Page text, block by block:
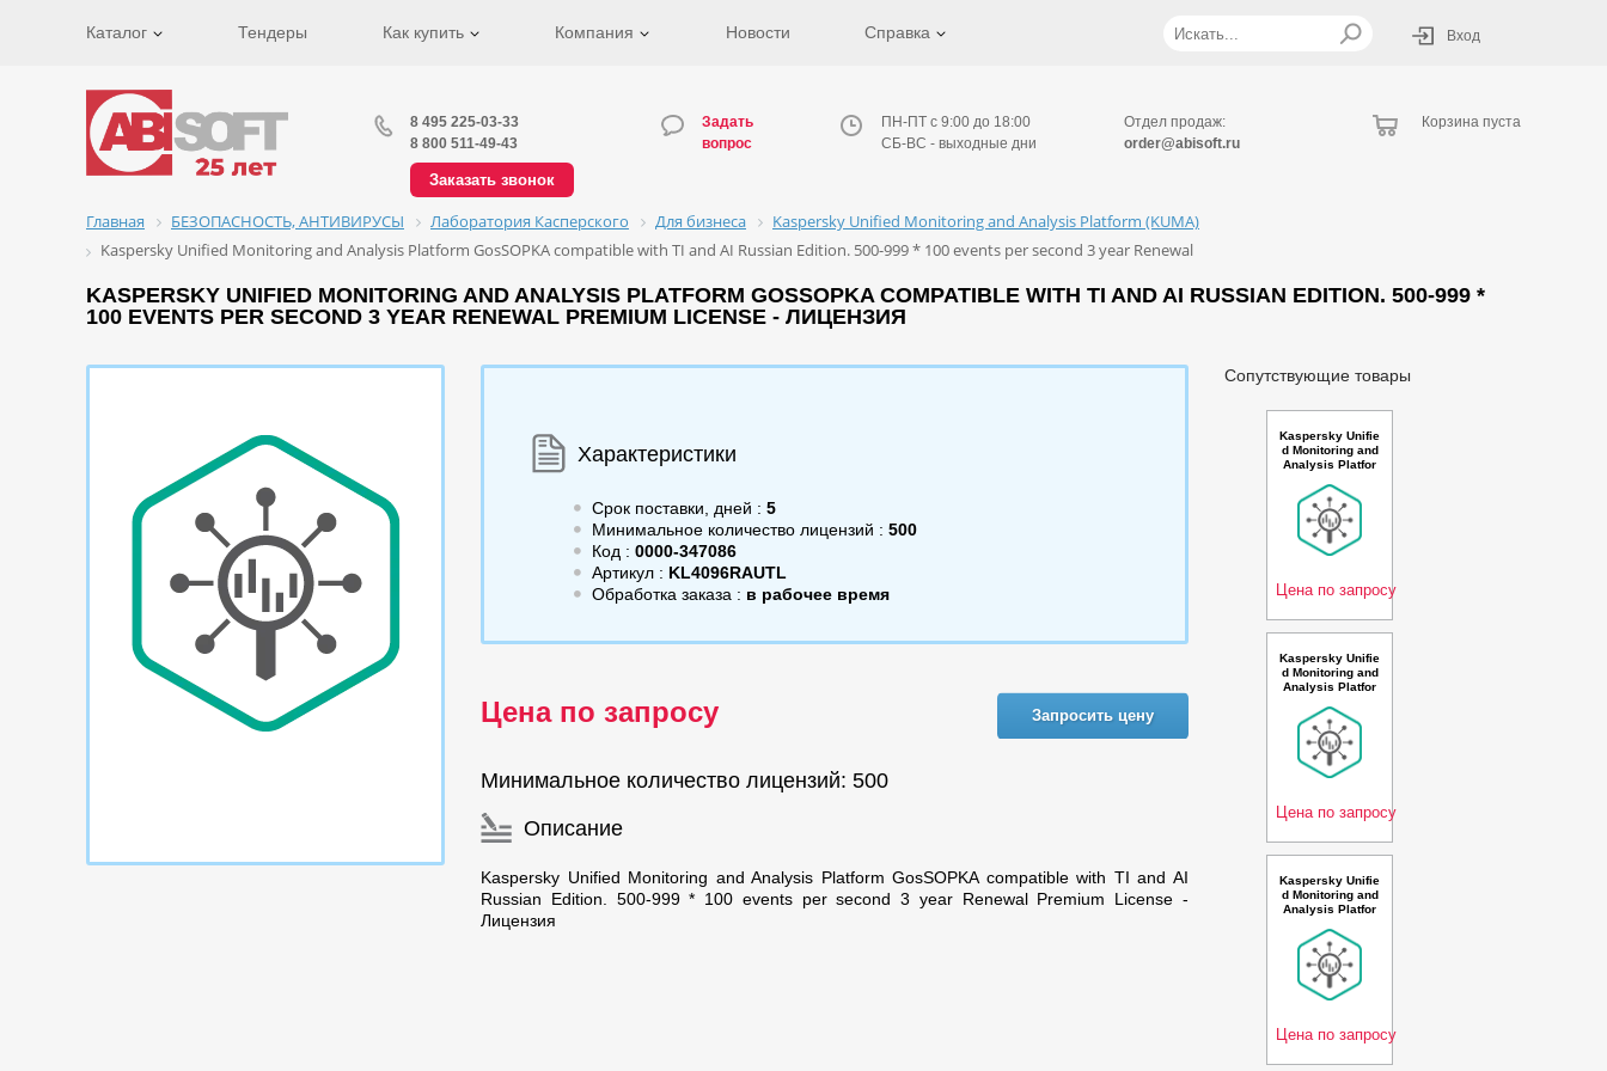
Каталог Тендеры Как купить Компания Новости Справка Вход
8 495 225-03-33
8 800 511-49-43
Заказать звонок
Задать
вопрос
ПН-ПТ с 9:00 до 18:00
СБ-ВС - выходные дни
Отдел продаж:
order@abisoft.ru
Корзина пуста
Главная БЕЗОПАСНОСТЬ, АНТИВИРУСЫ Лаборатория Касперского Для бизнеса
Kaspersky Unified Monitoring and Analysis Platform (KUMA)
Kaspersky Unified Monitoring and Analysis Platform GosSOPKA compatible with TI and AI Russian Edition. 500-999 * 100 events per second 3 year Renewal
KASPERSKY UNIFIED MONITORING AND ANALYSIS PLATFORM GOSSOPKA COMPATIBLE WITH TI AND AI RUSSIAN EDITION. 500-999 *
100 EVENTS PER SECOND 3 YEAR RENEWAL PREMIUM LICENSE - ЛИЦЕНЗИЯ
Характеристики
Срок поставки, дней : 5
Минимальное количество лицензий : 500
Код : 0000-347086
Артикул : KL4096RAUTL
Обработка заказа : в рабочее время
Цена по запросу Запросить цену
Минимальное количество лицензий: 500
Описание
Kaspersky Unified Monitoring and Analysis Platform GosSOPKA compatible with TI and AI
Russian Edition. 500-999 * 100 events per second 3 year Renewal Premium License -
Лицензия
Сопутствующие товары
Kaspersky Unifie
d Monitoring and
Analysis Platfor
mpatible with Net
flow support and
TI Russian Editio
n. 500-999 * 100
events per seco
Цена по запросу
Kaspersky Unifie
d Monitoring and
Analysis Platfor
mpatible with Net
flow, TI and AI R
ussian Edition. 5
000+ * 100 event
s per second 3 y
Цена по запросу
Kaspersky Unifie
d Monitoring and
Analysis Platfor
ompatible and AI
Russian Edition.
50-99 * 100 even
ts per second 1
year Base Premi
Цена по запросу